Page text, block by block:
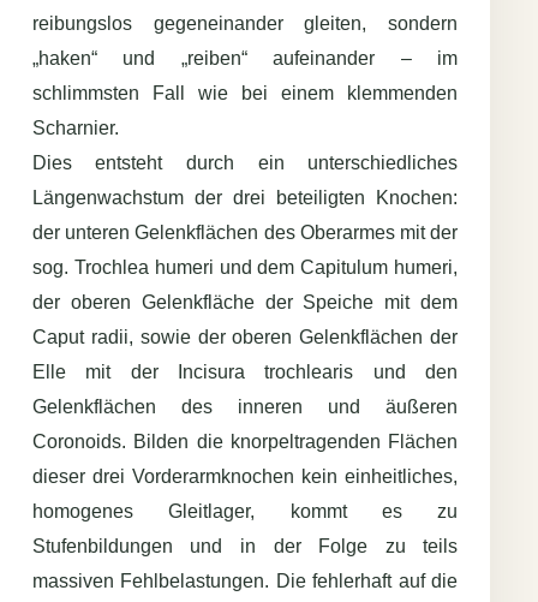
reibungslos gegeneinander gleiten, sondern
„haken“ und „reiben“ aufeinander – im
schlimmsten Fall wie bei einem klemmenden
Scharnier.
Dies entsteht durch ein unterschiedliches
Längenwachstum der drei beteiligten Knochen:
der unteren Gelenkflächen des Oberarmes mit der
sog. Trochlea humeri und dem Capitulum humeri,
der oberen Gelenkfläche der Speiche mit dem
Caput radii, sowie der oberen Gelenkflächen der
Elle mit der Incisura trochlearis und den
Gelenkflächen des inneren und äußeren
Coronoids. Bilden die knorpeltragenden Flächen
dieser drei Vorderarmknochen kein einheitliches,
homogenes Gleitlager, kommt es zu
Stufenbildungen und in der Folge zu teils
massiven Fehlbelastungen. Die fehlerhaft auf die